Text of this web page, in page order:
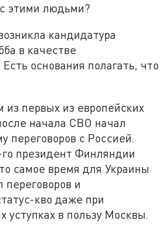
этими людьми?
кандидатура
в качестве
основания полагать, что
из первых из европейских
начала СВО начал
переговоров с Россией.
президент Финляндии
самое время для Украины
переговоров и
кво даже при
уступках в пользу Москвы.